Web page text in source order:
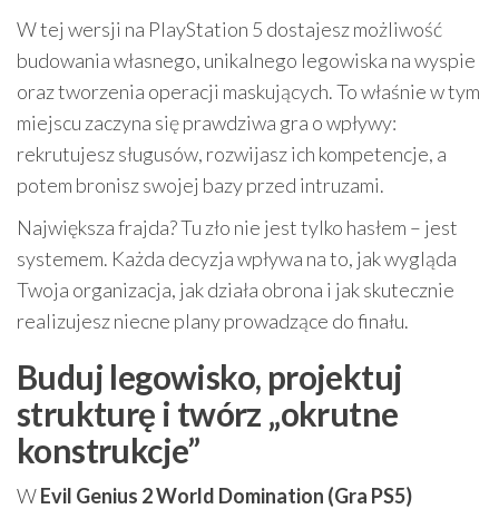
W tej wersji na PlayStation 5 dostajesz możliwość
budowania własnego, unikalnego legowiska na wyspie
oraz tworzenia operacji maskujących. To właśnie w tym
miejscu zaczyna się prawdziwa gra o wpływy:
rekrutujesz sługusów, rozwijasz ich kompetencje, a
potem bronisz swojej bazy przed intruzami.
Największa frajda? Tu zło nie jest tylko hasłem – jest
systemem. Każda decyzja wpływa na to, jak wygląda
Twoja organizacja, jak działa obrona i jak skutecznie
realizujesz niecne plany prowadzące do finału.
Buduj legowisko, projektuj
strukturę i twórz „okrutne
konstrukcje”
WEvil Genius 2 World Domination (Gra PS5)